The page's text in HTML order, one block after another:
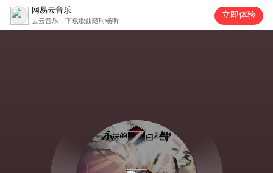
网易云音乐
去云音乐，下载歌曲随时畅听
立即体验